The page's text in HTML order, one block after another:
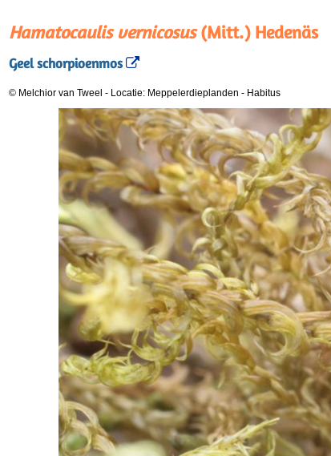
Hamatocaulis vernicosus(Mitt.) Hedenäs
Geel schorpioenmos
© Melchior van Tweel - Locatie: Meppelerdieplanden - Habitus